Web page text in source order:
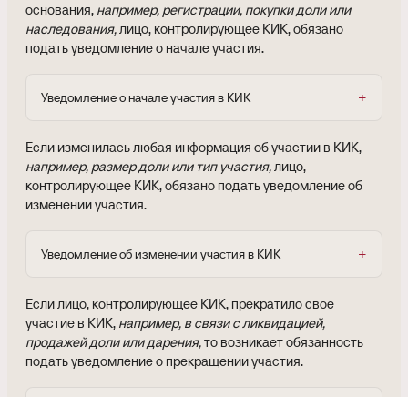
основания, например, регистрации, покупки доли или
наследования,лицо, контролирующее КИК, обязано
подать уведомление о начале участия.
Уведомление о начале участия в КИК
Если изменилась любая информация об участии в КИК,
например, размер доли или тип участия,лицо,
контролирующее КИК, обязано подать уведомление об
изменении участия.
Уведомление об изменении участия в КИК
Если лицо, контролирующее КИК, прекратило свое
участие в КИК, например, в связи с ликвидацией,
продажей доли или дарения,то возникает обязанность
подать уведомление о прекращении участия.